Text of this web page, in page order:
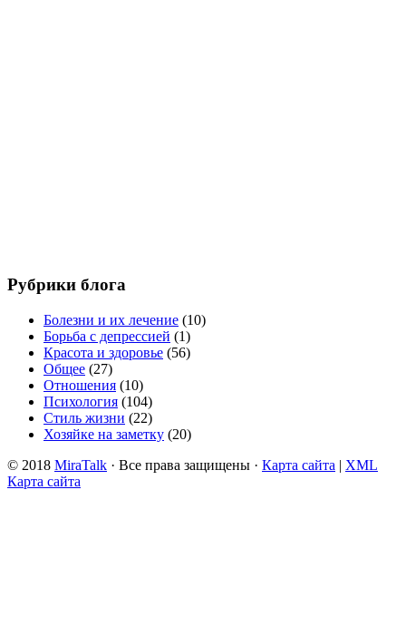
Рубрики блога
Болезни и их лечение (10)
Борьба с депрессией (1)
Красота и здоровье (56)
Общее (27)
Отношения (10)
Психология (104)
Стиль жизни (22)
Хозяйке на заметку (20)
© 2018 MiraTalk · Все права защищены · Карта сайта | XML
Карта сайта